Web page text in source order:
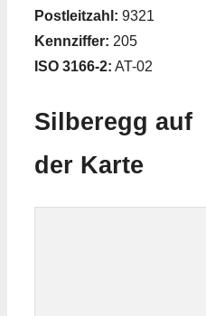
Postleitzahl: 9321
Kennziffer: 205
ISO 3166-2: AT-02
Silberegg auf
der Karte